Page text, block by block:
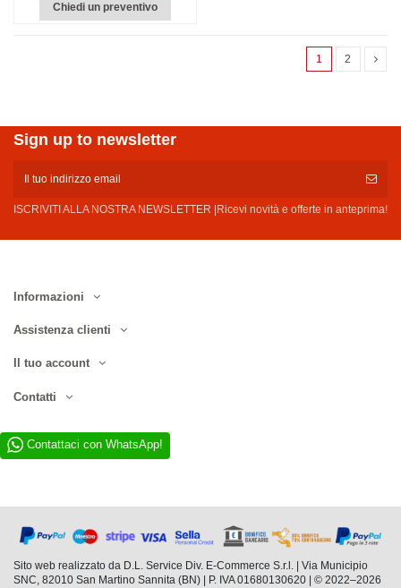
Chiedi un preventivo
1 2
Sign up to newsletter
ISCRIVITI ALLA NOSTRA NEWSLETTER |Ricevi novità e offerte in anteprima!
Informazioni
Assistenza clienti
Il tuo account
Contatti
Contattaci con WhatsApp!
Sito web realizzato da D.L. Service Div. E-Commerce S.r.l. | Via Municipio
SNC, 82010 San Martino Sannita (BN) | P. IVA 01680130620 | © 2022–2026